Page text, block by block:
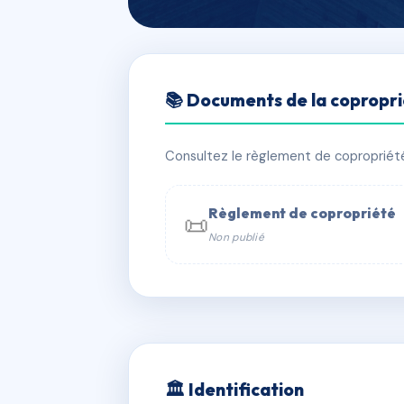
COLONNE
📍 22 av de la colonne 31500
📞 Contacter Syndic Digital
📚 Documents de la
Consultez le règlement de
📜Règlement de copropriété
Non publié
🏛 Identification